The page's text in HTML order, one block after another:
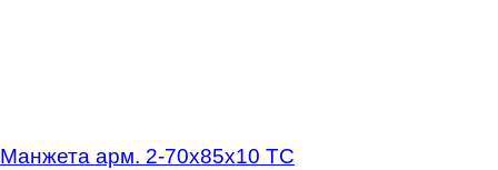
Манжета арм. 2-70х85х10 ТС